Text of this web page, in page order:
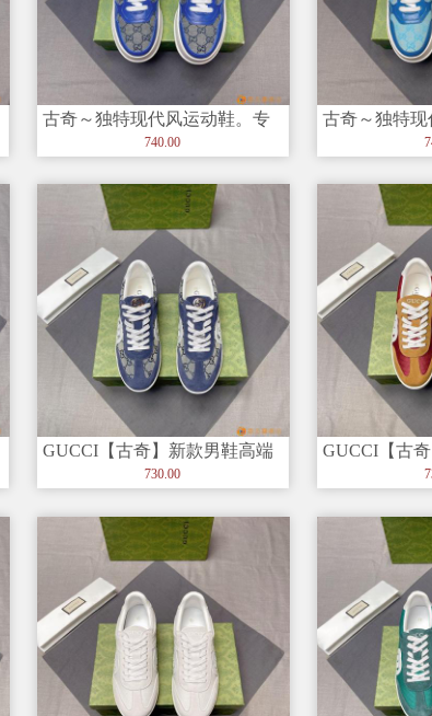
古奇～独特现代风运动鞋。专
柜代购?休闲?? 意大利进口原版
740.00
古奇～独特
柜代购?休闲
GUCCI【古奇】新款男鞋高端
品牌，最新時尚休闲男鞋，潮
730.00
GUCCI【古
品牌，最新